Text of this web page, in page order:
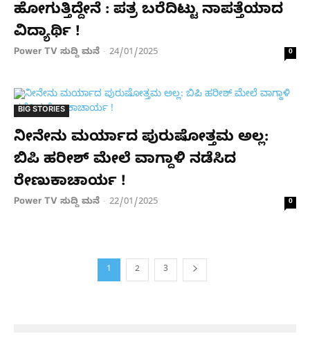
ಹೋಗುತ್ತಿದ್ದೇನೆ : ಪತ್ರ ಬರೆದಿಟ್ಟು ನಾಪತ್ತೆಯಾದ
ವಿದ್ಯಾರ್ಥಿ !
Power TV ಸುದ್ದಿ ಮನೆ - 24/01/2025 0
BIG STORIES
ನೀನೇನು ಮರ್ಯಾದ ಪುರುಷೋತ್ತಮ ಅಲ್ಲ:
ಬಿಪಿ ಹರೀಶ್​ ಮೇಲೆ ವಾಗ್ದಾಳಿ ನಡೆಸಿದ
ರೇಣುಕಾಚಾರ್ಯ !
Power TV ಸುದ್ದಿ ಮನೆ - 22/01/2025 0
1 2 3